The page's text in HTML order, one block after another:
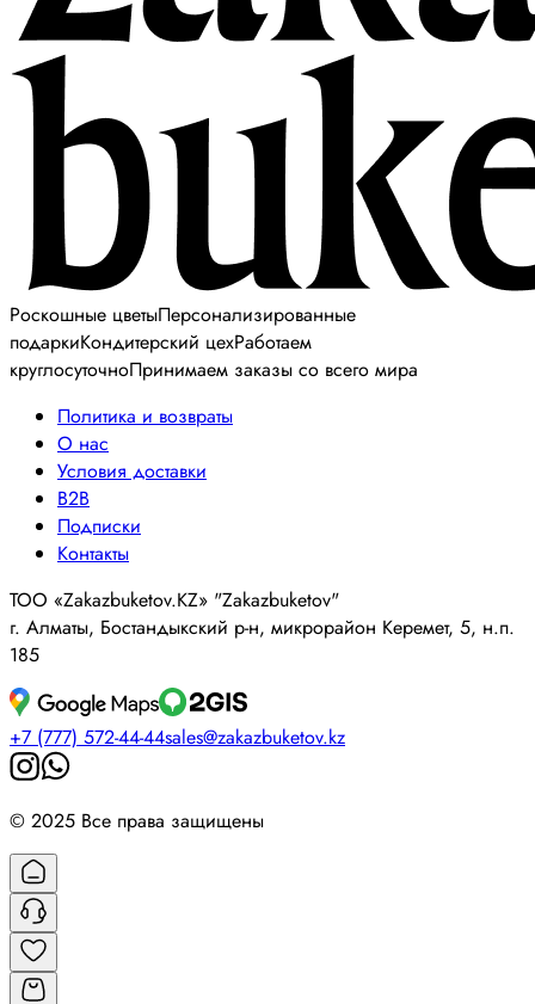
Роскошные цветыПерсонализированные
подаркиКондитерский цехРаботаем
круглосуточноПринимаем заказы со всего мира
Политика и возвраты
О нас
Условия доставки
B2B
Подписки
Контакты
ТОО «Zakazbuketov.KZ» "Zakazbuketov"
г. Алматы, Бостандыкский р-н, микрорайон Керемет, 5, н.п.
185
+7 (777) 572-44-44sales@zakazbuketov.kz
© 2025 Все права защищены